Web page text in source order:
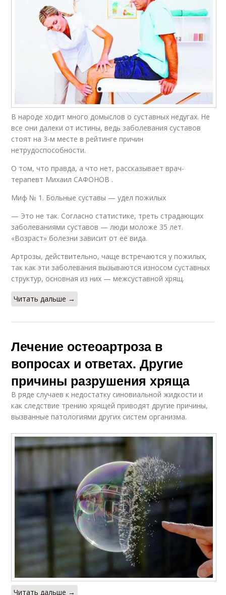
В народе ходит много домыслов о сус­тавных недугах. Не
все они далеки от истины, ведь заболевания суставов
стоят на 3-м месте в рейтинге причин
нетрудоспособности.
О том, что правда, а что нет, рассказывает врач-
терапевт Михаил САФОНОВ .
Миф № 1. Больные суставы — удел пожилых
— Это не так. Согласно статистике, треть страдающих
заболеваниями суставов — люди моложе 35 лет.
«Возраст» болезни зависит от её вида.
Артрозы, действительно, чаще встречаются у пожилых,
так как эти заболевания вызываются износом суставных
структур, основная из них — межсус­тавной хрящ.
Читать дальше →
Лечение остеоартроза в
вопросах и ответах. Другие
причины разрушения хряща
В ряде случаев к недостатку синовиальной жидкости и
как следствие трению хрящей приводят другие причины,
вызванные патологиями других систем организма.
Читать дальше →